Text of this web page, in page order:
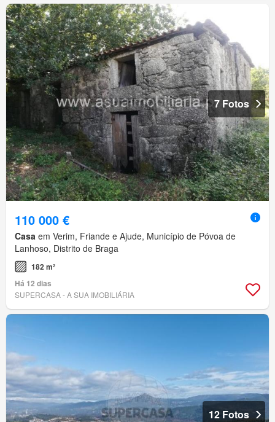
7 Fotos
110 000 €
Casa em Verim, Friande e Ajude, Município de Póvoa de
Lanhoso, Distrito de Braga
182 m²
Há 12 dias
SUPERCASA - A SUA IMOBILIÁRIA
12 Fotos